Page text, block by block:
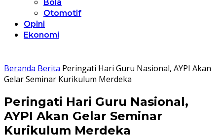
Bola
Otomotif
Opini
Ekonomi
Beranda Berita Peringati Hari Guru Nasional, AYPI Akan
Gelar Seminar Kurikulum Merdeka
Peringati Hari Guru Nasional,
AYPI Akan Gelar Seminar
Kurikulum Merdeka